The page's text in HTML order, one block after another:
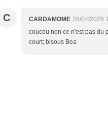
C CARDAMOME 28/04/2026
coucou non ce n'est pas du
court; bisous Bea